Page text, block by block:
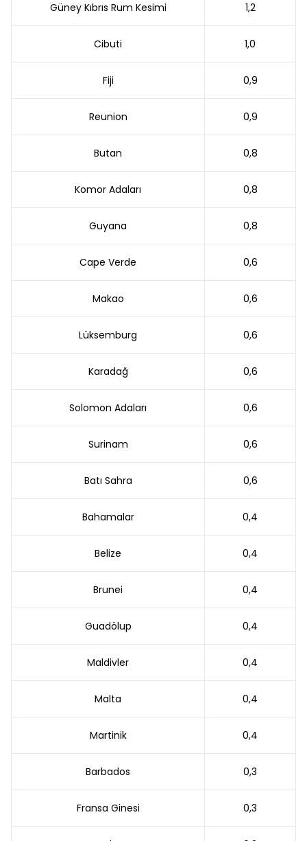
Güney Kıbrıs Rum Kesimi 1,2
Cibuti 1,0
Fiji 0,9
Reunion 0,9
Butan 0,8
Komor Adaları 0,8
Guyana 0,8
Cape Verde 0,6
Makao 0,6
Lüksemburg 0,6
Karadağ 0,6
Solomon Adaları 0,6
Surinam 0,6
Batı Sahra 0,6
Bahamalar 0,4
Belize 0,4
Brunei 0,4
Guadölup 0,4
Maldivler 0,4
Malta 0,4
Martinik 0,4
Barbados 0,3
Fransa Ginesi 0,3